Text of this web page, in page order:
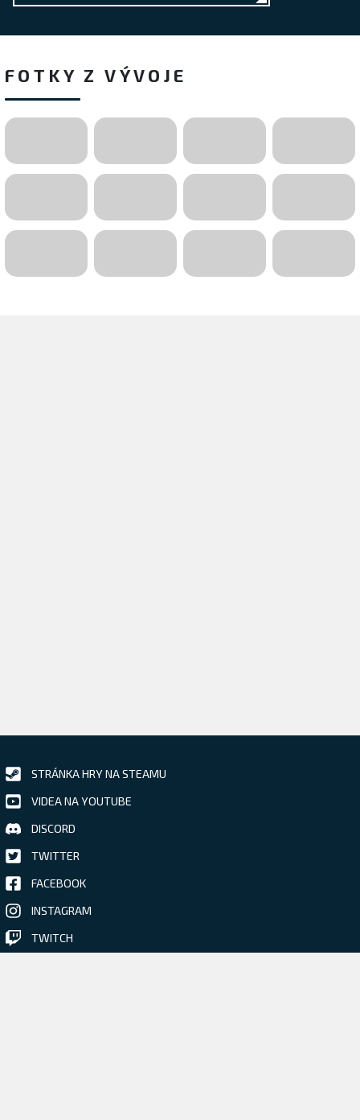
FOTKY Z VÝVOJE
STRÁNKA HRY NA STEAMU
VIDEA NA YOUTUBE
DISCORD
TWITTER
FACEBOOK
INSTAGRAM
TWITCH